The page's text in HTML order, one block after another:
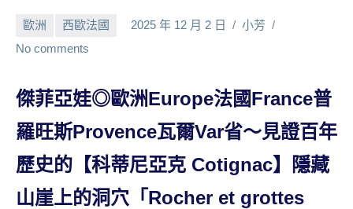
遊
節
賓、
News
金
探
號
歐洲 西歐法國 2025 年 12 月 2 日
小芳
No comments
傑菲亞娃◎歐洲Europe法國France普
羅旺斯Provence瓦爾Var省～見證百年
歷史的【科蒂尼亞克 Cotignac】隱藏
山崖上的洞穴「Rocher et grottes